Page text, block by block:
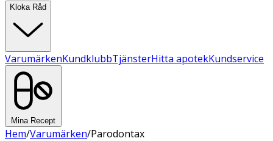
Kloka Råd
VarumärkenKundklubbTjänsterHitta apotekKundservice
Mina Recept
Hem/Varumärken/Parodontax